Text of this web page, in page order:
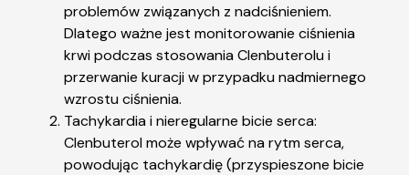
problemów związanych z nadciśnieniem.
Dlatego ważne jest monitorowanie ciśnienia
krwi podczas stosowania Clenbuterolu i
przerwanie kuracji w przypadku nadmiernego
wzrostu ciśnienia.
Tachykardia i nieregularne bicie serca:
Clenbuterol może wpływać na rytm serca,
powodując tachykardię (przyspieszone bicie